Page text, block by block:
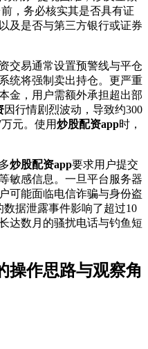
，务必核实其是否具有证
及是否与第三方银行或证券
交易通常设置预警线与平仓
统将强制卖出持仓。更严重
金，用户需额外承担超出部
因行情剧烈波动，导致约300
元。使用炒股配资app时，
炒股配资app要求用户提交
敏感信息。一旦平台服务器
可能面临电信诈骗与身份盗
数据泄露事件影响了超过10
达数月的骚扰电话与钓鱼短
操作思路与观察角